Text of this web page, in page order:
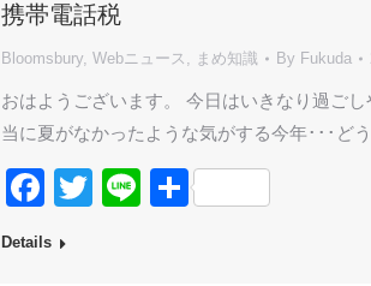
携帯電話税
Bloomsbury, Webニュース , まめ知識 By Fukuda
おはようございます。 今日はいきなり過ご
当に夏がなかったような気がする今年･･･ど
Facebook
Twitter
Line共
Details